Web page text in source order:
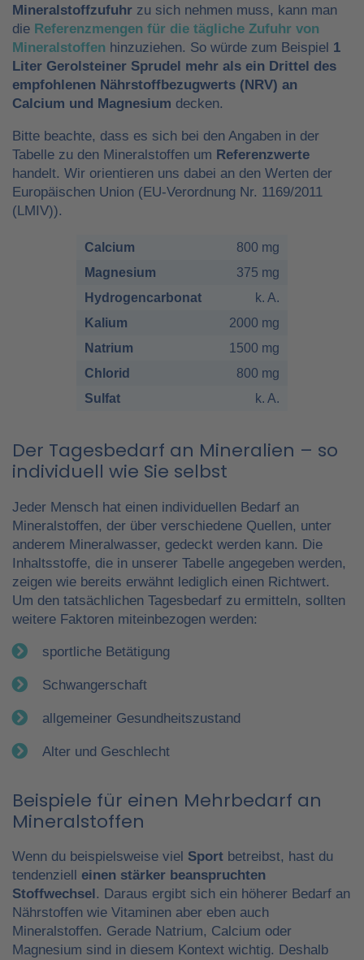
Mineralstoffzufuhr zu sich nehmen muss, kann man
die Referenzmengen für die tägliche Zufuhr von
Mineralstoffen hinzuziehen. So würde zum Beispiel 1
Liter Gerolsteiner Sprudel mehr als ein Drittel des
empfohlenen Nährstoffbezugwerts (NRV) an
Calcium und Magnesium decken.
Bitte beachte, dass es sich bei den Angaben in der
Tabelle zu den Mineralstoffen um Referenzwerte
handelt. Wir orientieren uns dabei an den Werten der
Europäischen Union (EU-Verordnung Nr. 1169/2011
(LMIV)).
Calcium
800 mg
Magnesium
375 mg
Hydrogencarbonat
k. A.
Kalium
2000 mg
Natrium
1500 mg
Chlorid
800 mg
Sulfat
k. A.
Der Tagesbedarf an Mineralien – so
individuell wie Sie selbst
Jeder Mensch hat einen individuellen Bedarf an
Mineralstoffen, der über verschiedene Quellen, unter
anderem Mineralwasser, gedeckt werden kann. Die
Inhaltsstoffe, die in unserer Tabelle angegeben werden,
zeigen wie bereits erwähnt lediglich einen Richtwert.
Um den tatsächlichen Tagesbedarf zu ermitteln, sollten
weitere Faktoren miteinbezogen werden:
sportliche Betätigung
Schwangerschaft
allgemeiner Gesundheitszustand
Alter und Geschlecht
Beispiele für einen Mehrbedarf an
Mineralstoffen
Wenn du beispielsweise viel Sport betreibst, hast du
tendenziell einen stärker beanspruchten
Stoffwechsel. Daraus ergibt sich ein höherer Bedarf an
Nährstoffen wie Vitaminen aber eben auch
Mineralstoffen. Gerade Natrium, Calcium oder
Magnesium sind in diesem Kontext wichtig. Deshalb